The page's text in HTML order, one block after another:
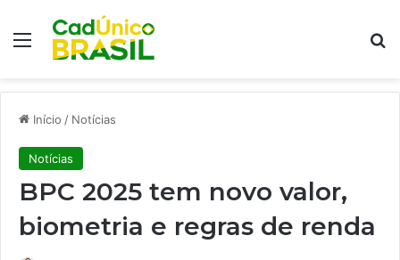
Menu
Início / Notícias
Notícias
BPC 2025 tem novo valor,
biometria e regras de renda